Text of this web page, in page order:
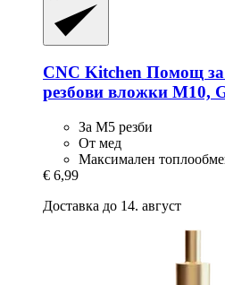
CNC Kitchen Помощ за
резбови вложки M10,
За M5 резби
От мед
Максимален
€ 6,99
Доставка до 14. август